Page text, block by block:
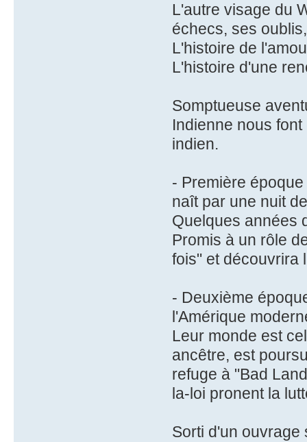
L'autre visage du
échecs, ses
L'histoire de
L'histoire d'une
Somptueuse
Indienne nous
indien.
- Première
naît par une nuit
Quelques années
Promis à un rôle
fois" et découvrira
- Deuxième
l'Amérique
Leur monde est
ancêtre, est
refuge à "Bad
la-loi pronent la
Sorti d'un ouvrage